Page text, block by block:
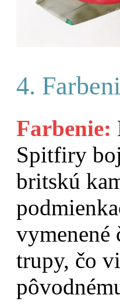
4.
Farbenie:
Spitfiry
britskú
vymenené
trupy, čo